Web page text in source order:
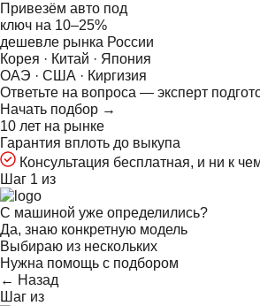
Привезём авто под
ключ на 10–25%
дешевле рынка России
Корея · Китай · Япония
ОАЭ · США · Киргизия
Ответьте на вопроса — эксперт
Начать подбор →
10 лет на рынке
Гарантия вплоть до выкупа
Консультация бесплатная, и ни к
Шаг 1 из
С машиной уже определились?
Да, знаю конкретную модель
Выбираю из нескольких
Нужна помощь с подбором
← Назад
Шаг из